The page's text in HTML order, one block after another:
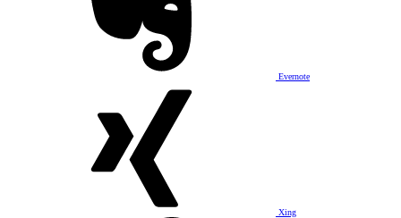
Evernote
Xing